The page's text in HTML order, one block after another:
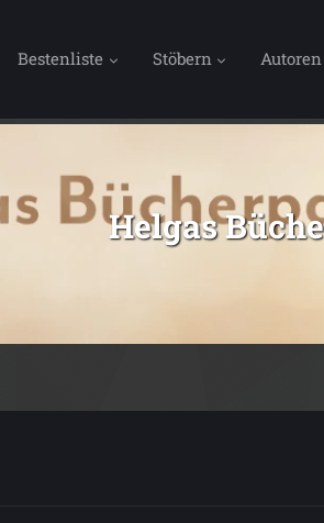
Bestenliste Stöbern Autoren
Helgas